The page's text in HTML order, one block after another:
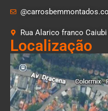
Rua Alarico franco Caiubi
Localização